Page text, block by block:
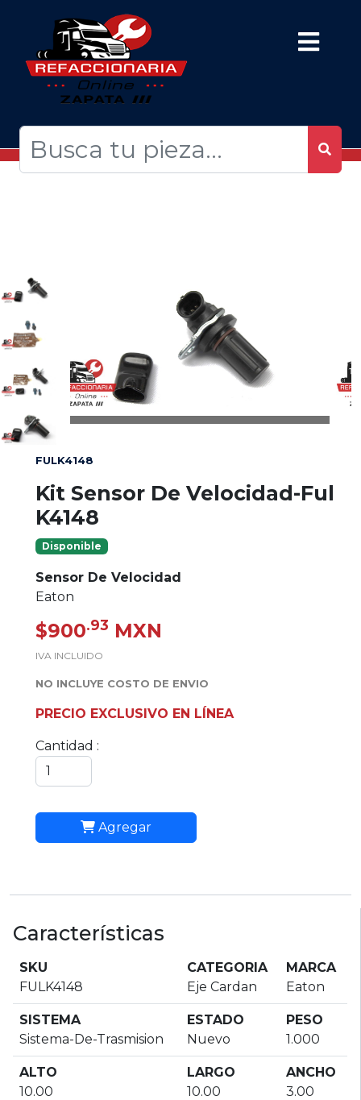
FULK4148
Kit Sensor De Velocidad-Ful
K4148
Disponible
Sensor De Velocidad
Eaton
$900.93 MXN
IVA INCLUIDO
NO INCLUYE COSTO DE ENVIO
PRECIO EXCLUSIVO EN LÍNEA
Cantidad :
Agregar
Características
SKU
FULK4148
CATEGORIA
Eje Cardan
MARCA
Eaton
SISTEMA
Sistema-De-Trasmision
ESTADO
Nuevo
PESO
1.000
ALTO
10.00
LARGO
10.00
ANCHO
3.00